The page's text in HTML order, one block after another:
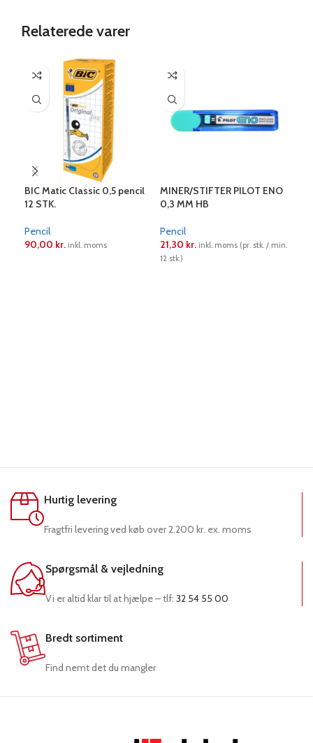
Relaterede varer
BIC Matic Classic 0,5 pencil
12 STK.
Pencil
90,00 kr. inkl. moms
MINER/STIFTER PILOT ENO
0,3 MM HB
Pencil
21,30 kr. inkl. moms (pr. stk. / min.
12 stk.)
Hurtig levering
Fragtfri levering ved køb over 2.200 kr. ex. moms
Spørgsmål & vejledning
Vi er altid klar til at hjælpe – tlf: 32 54 55 00
Bredt sortiment
Find nemt det du mangler